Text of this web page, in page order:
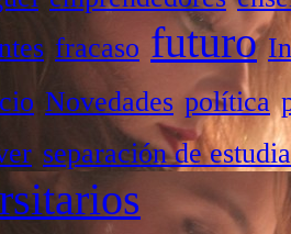
fracaso futuro
Novedades política
separación de